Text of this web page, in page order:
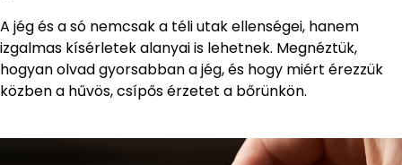
A jég és a só nemcsak a téli utak ellenségei, hanem
izgalmas kísérletek alanyai is lehetnek. Megnéztük,
hogyan olvad gyorsabban a jég, és hogy miért érezzük
közben a hűvös, csípős érzetet a bőrünkön.